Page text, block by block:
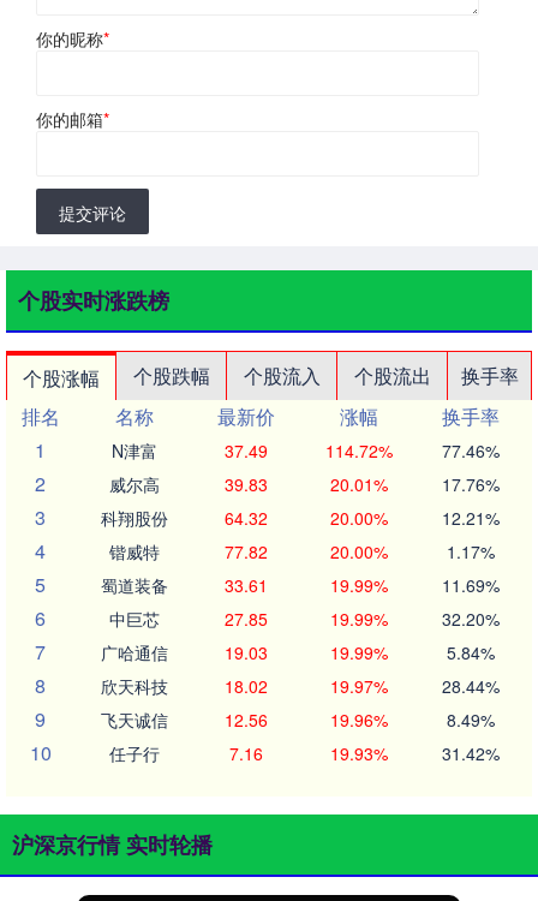
你的昵称*
你的邮箱*
提交评论
个股实时涨跌榜
个股涨幅 个股跌幅 个股流入 个股流出
换手率
排名
名称 最新价 涨幅
换手率
1
N津富 37.49 114.72% 77.46%
2 威尔高 39.83 20.01% 17.76%
3 科翔股份 64.32 20.00% 12.21%
4 锴威特 77.82 20.00% 1.17%
5 蜀道装备 33.61 19.99% 11.69%
6 中巨芯 27.85 19.99% 32.20%
7 广哈通信 19.03 19.99% 5.84%
8 欣天科技 18.02 19.97% 28.44%
9 飞天诚信 12.56 19.96% 8.49%
10 任子行 7.16 19.93% 31.42%
沪深京行情 实时轮播